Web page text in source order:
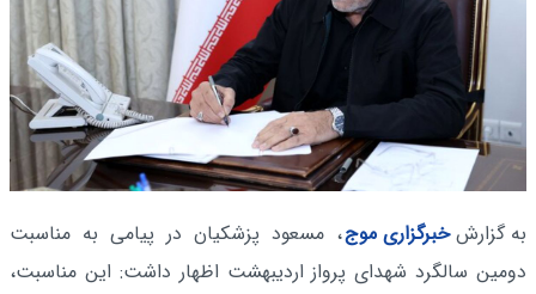
به گزارشخبرگزاری موج، مسعود پزشکیان در پیامی به مناسبت
دومین سالگرد شهدای پرواز اردیبهشت اظهار داشت: این مناسبت،